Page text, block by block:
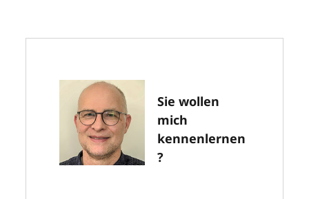
Sie wollen
mich
kennenlernen
?